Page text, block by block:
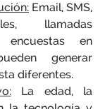
Email, SMS,
llamadas
en
generar
diferentes.
La edad, la